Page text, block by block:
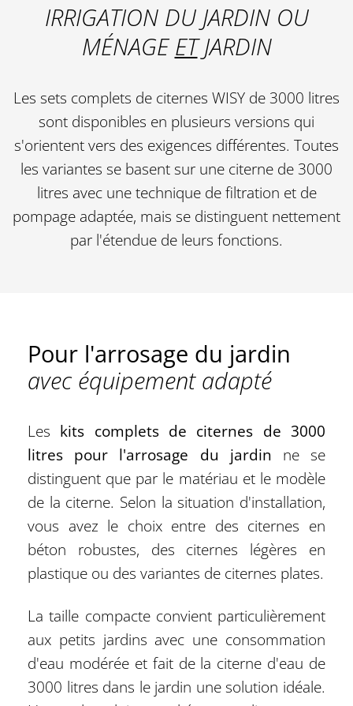
IRRIGATION DU JARDIN OU
MÉNAGE ETJARDIN
Les sets complets de citernes WISY de 3000 litres
sont disponibles en plusieurs versions qui
s'orientent vers des exigences différentes. Toutes
les variantes se basent sur une citerne de 3000
litres avec une technique de filtration et de
pompage adaptée, mais se distinguent nettement
par l'étendue de leurs fonctions.
Pour l'arrosage du jardin
avec équipement adapté
Les kits complets de citernes de 3000
litres pour l'arrosage du jardin ne se
distinguent que par le matériau et le modèle
de la citerne. Selon la situation d'installation,
vous avez le choix entre des citernes en
béton robustes, des citernes légères en
plastique ou des variantes de citernes plates.
La taille compacte convient particulièrement
aux petits jardins avec une consommation
d'eau modérée et fait de la citerne d'eau de
3000 litres dans le jardin une solution idéale.